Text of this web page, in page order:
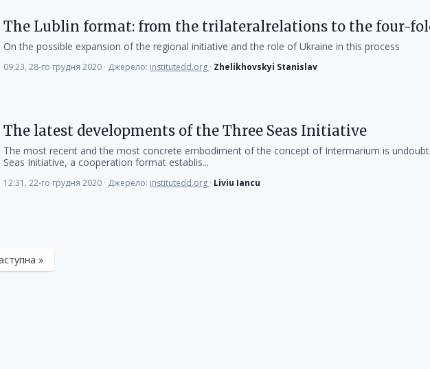
The Lublin format: from the trilateralrelations to the four-
On the possible expansion of the regional initiative and the role of Ukraine in this process
09:23, 28-го грудня 2020 · Джерело: institutedd.org · Zhelikhovskyi Stanislav
The latest developments of the Three Seas Initiative
The most recent and the most concrete embodiment of the concept of Intermarium is
Seas Initiative, a cooperation format establis...
12:31, 22-го грудня 2020 · Джерело: institutedd.org · Liviu Iancu
»